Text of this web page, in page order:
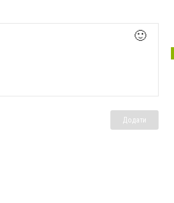
🙂
Додати